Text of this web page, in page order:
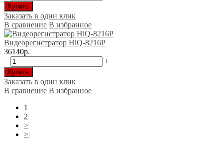
Купить
Заказать в один клик
В сравнение В избранное
Видеорегистратор HiQ-8216P
36140р.
−
+
Купить
Заказать в один клик
В сравнение В избранное
1
2
>
>|